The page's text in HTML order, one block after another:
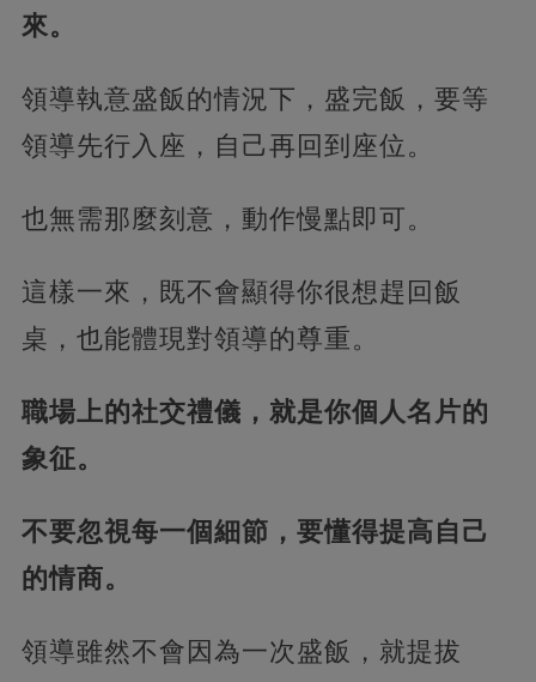
來。
領導執意盛飯的情況下，盛完飯，要等
領導先行入座，自己再回到座位。
也無需那麼刻意，動作慢點即可。
這樣一來，既不會顯得你很想趕回飯
桌，也能體現對領導的尊重。
職場上的社交禮儀，就是你個人名片的
象征。
不要忽視每一個細節，要懂得提高自己
的情商。
領導雖然不會因為一次盛飯，就提拔